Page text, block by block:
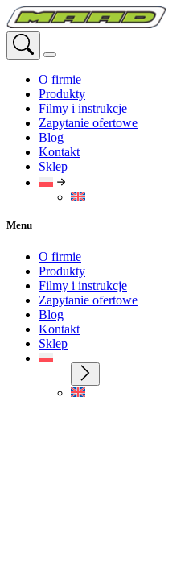
Przejdź
do
treści
O firmie
Produkty
Filmy i instrukcje
Zapytanie ofertowe
Blog
Kontakt
Sklep
Menu
O firmie
Produkty
Filmy i instrukcje
Zapytanie ofertowe
Blog
Kontakt
Sklep